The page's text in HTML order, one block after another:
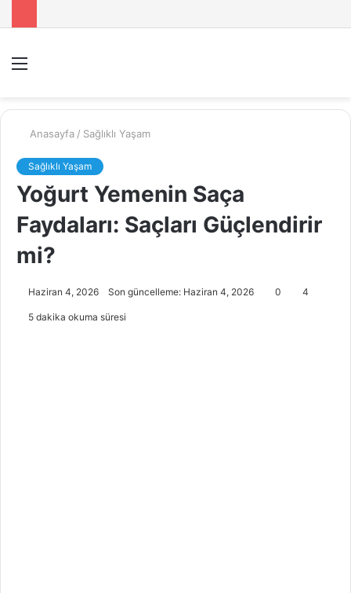
...
Anasayfa / Sağlıklı Yaşam
Sağlıklı Yaşam
Yoğurt Yemenin Saça
Faydaları: Saçları Güçlendirir
mi?
Haziran 4, 2026 Son güncelleme: Haziran 4, 2026 0 4
5 dakika okuma süresi